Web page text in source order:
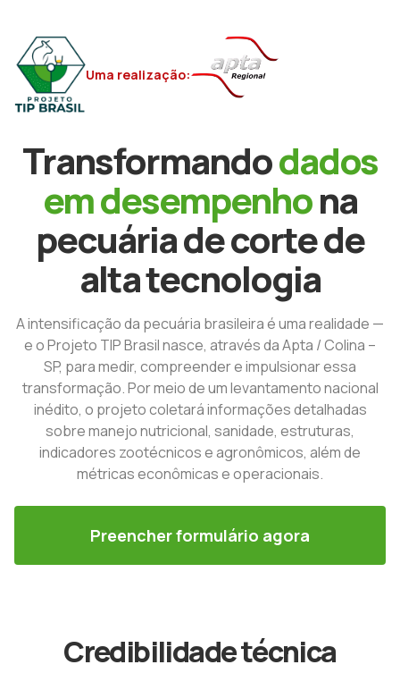
Uma realização:
Transformandodados
em desempenhona
pecuária de corte de
alta tecnologia
A intensificação da pecuária brasileira é uma realidade —
e o Projeto TIP Brasil nasce, através da Apta / Colina –
SP, para medir, compreender e impulsionar essa
transformação. Por meio de um levantamento nacional
inédito, o projeto coletará informações detalhadas
sobre manejo nutricional, sanidade, estruturas,
indicadores zootécnicos e agronômicos, além de
métricas econômicas e operacionais.
Preencher formulário agora
Credibilidade técnica